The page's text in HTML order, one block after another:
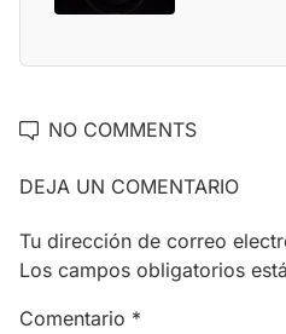
NO COMMENTS
DEJA UN COMENTARIO
Tu dirección de correo
Los campos obligatorios
Comentario *